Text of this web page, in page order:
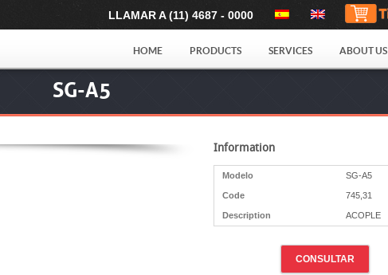
LLAMAR A (11) 4687 - 0000
HOME PRODUCTS SERVICES ABOUT US
SG-A5
Information
Modelo SG-A5
Code 745,31
Description ACOPLE
CONSULTAR